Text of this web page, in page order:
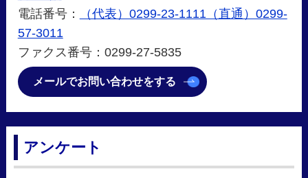
電話番号：
（代表）0299-23-1111（直通）0299-
57-3011
ファクス番号：0299-27-5835
メールでお問い合わせをする
アンケート